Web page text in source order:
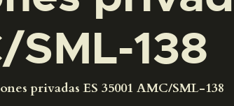
138
privadas ES 35001 AMC/SML-138